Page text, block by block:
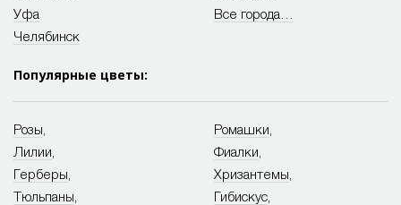
Уфа
Челябинск
Все города…
Популярные цветы:
Розы
Лилии
Герберы
Тюльпаны
Ромашки
Фиалки
Хризантемы
Гибискус